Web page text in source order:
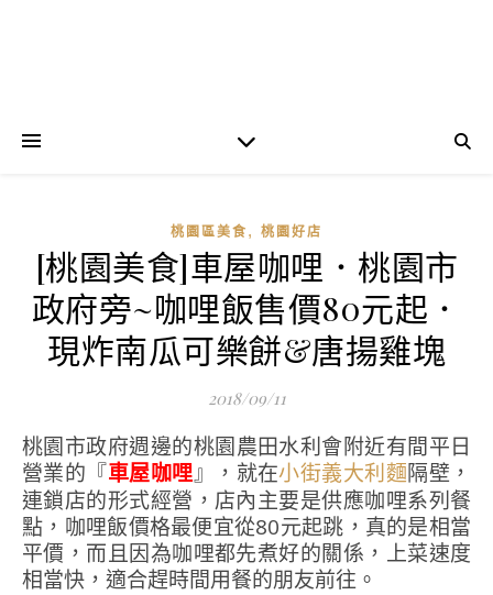
桃園區美食 , 桃園好店
[桃園美食]車屋咖哩．桃園市
政府旁~咖哩飯售價80元起．
現炸南瓜可樂餅&唐揚雞塊
2018/09/11
桃園市政府週邊的桃園農田水利會附近有間平日
營業的『車屋咖哩』，就在小街義大利麵隔壁，
連鎖店的形式經營，店內主要是供應咖哩系列餐
點，咖哩飯價格最便宜從80元起跳，真的是相當
平價，而且因為咖哩都先煮好的關係，上菜速度
相當快，適合趕時間用餐的朋友前往。